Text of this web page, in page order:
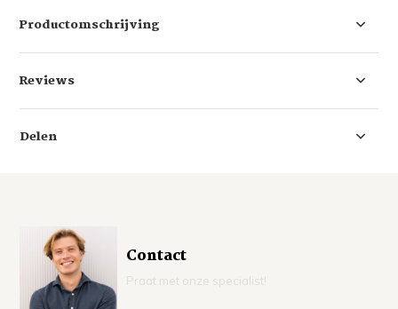
Productomschrijving
Reviews
Delen
Contact
Praat met onze specialist!